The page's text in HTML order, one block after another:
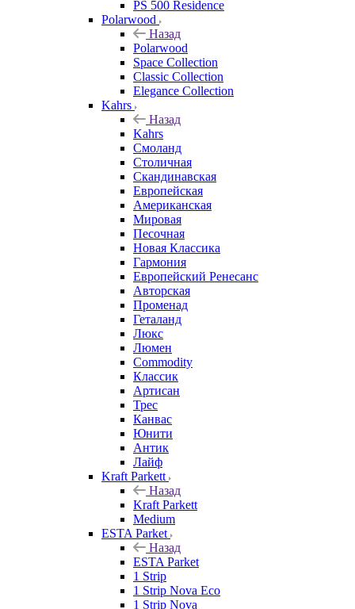
PS 500 Residence
Polarwood
Назад
Polarwood
Space Collection
Classic Collection
Elegance Collection
Kahrs
Назад
Kahrs
Смоланд
Столичная
Скандинавская
Европейская
Американская
Мировая
Песочная
Новая Классика
Гармония
Европейский Ренесанс
Авторская
Променад
Геталанд
Люкс
Люмен
Commodity
Классик
Артисан
Трес
Канвас
Юнити
Антик
Лайф
Kraft Parkett
Назад
Kraft Parkett
Medium
ESTA Parket
Назад
ESTA Parket
1 Strip
1 Strip Nova Eco
1 Strip Nova